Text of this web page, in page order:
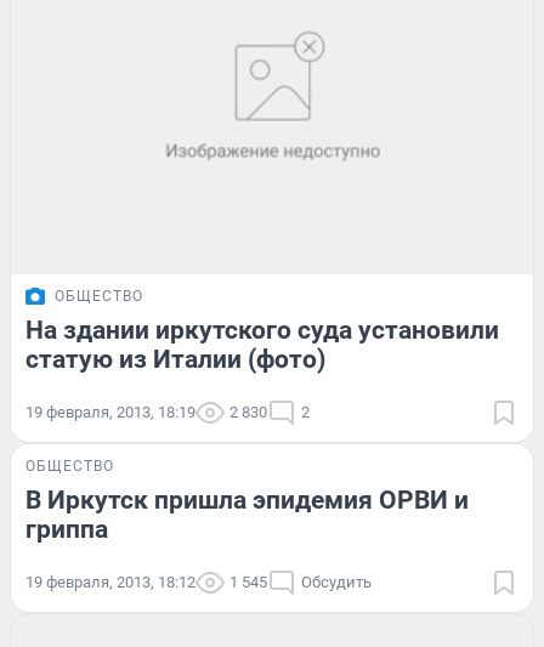
ОБЩЕСТВО
На здании иркутского суда установили
статую из Италии (фото)
19 февраля, 2013, 18:19 2 830 2
ОБЩЕСТВО
В Иркутск пришла эпидемия ОРВИ и
гриппа
19 февраля, 2013, 18:12 1 545 Обсудить